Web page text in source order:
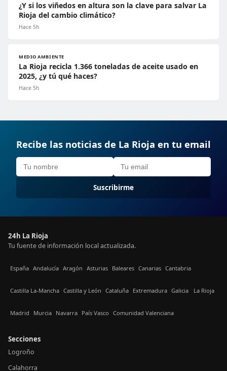
¿Y si los viñedos en altura son la clave para salvar La
Rioja del cambio climático?
Hace 5h
MEDIO AMBIENTE
La Rioja recicla 1.366 toneladas de aceite usado en
2025, ¿y tú qué haces?
Hace 5h
Recibe las noticias de La Rioja en tu email
Suscribirme
24h La Rioja
Tu fuente de información local actualizada.
España Andalucía Aragón Asturias Baleares Canarias Cantabria
Castilla La-Mancha Castilla y León Cataluña Extremadura Galicia La Rioja
Madrid Murcia Navarra País Vasco Comunidad Valenciana
Secciones
Logroño
Calahorra